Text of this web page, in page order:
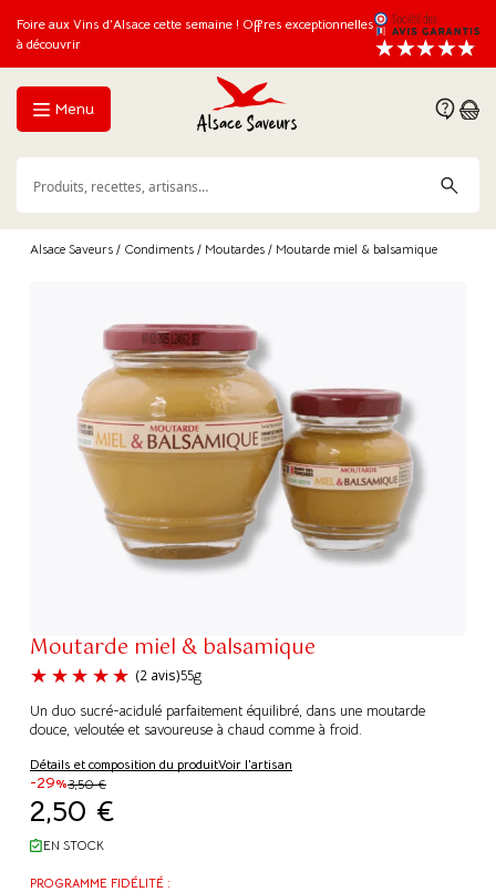
Foire aux Vins d’Alsace cette semaine ! Offres exceptionnelles
à découvrir
Menu
Alsace Saveurs / Condiments / Moutardes / Moutarde miel & balsamique
Moutarde miel & balsamique
55g
Un duo sucré-acidulé parfaitement équilibré, dans une moutarde
douce, veloutée et savoureuse à chaud comme à froid.
Détails et composition du produitVoir l'artisan
-29%3,50€
2,50 €
EN STOCK
PROGRAMME FIDÉLITÉ :